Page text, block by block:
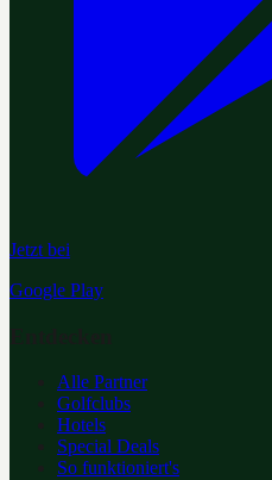
Jetzt bei
Google Play
Alle Partner
Golfclubs
Hotels
Special Deals
So funktioniert's